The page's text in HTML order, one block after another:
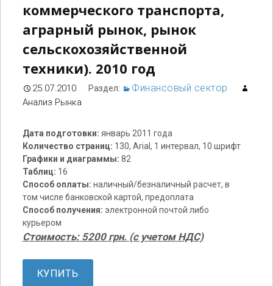
коммерческого транспорта,
аграрный рынок, рынок
сельскохозяйственной
техники). 2010 год
25.07.2010 Раздел: Финансовый сектор
Анализ Рынка
Дата подготовки: январь 2011 года
Количество страниц: 130, Arial, 1 интервал, 10 шрифт
Графики и диаграммы: 82
Таблиц: 16
Способ оплаты: наличный/безналичный расчет, в
том числе банковской картой, предоплата
Способ получения: электронной почтой либо
курьером
Стоимость: 5200 грн. (с учетом НДС)
КУПИТЬ